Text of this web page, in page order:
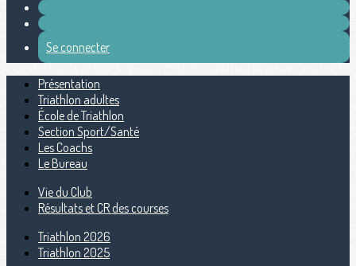
Se connecter
Présentation
Triathlon adultes
École de Triathlon
Section Sport/Santé
Les Coachs
Le Bureau
Vie du Club
Résultats et CR des courses
Triathlon 2026
Triathlon 2025